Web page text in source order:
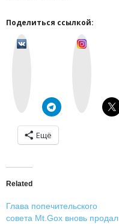
Поделиться ссылкой:
Ещё
Related
Глава попечительского
совета Mt.Gox вновь продал